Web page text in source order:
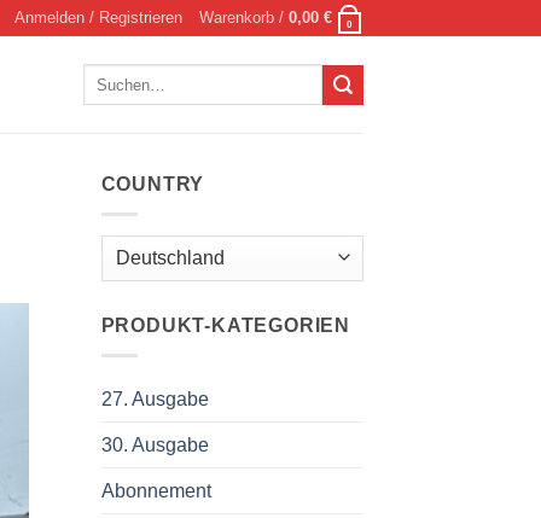
Anmelden / Registrieren Warenkorb / 0,00 € 0
COUNTRY
PRODUKT-KATEGORIEN
27. Ausgabe
30. Ausgabe
Abonnement